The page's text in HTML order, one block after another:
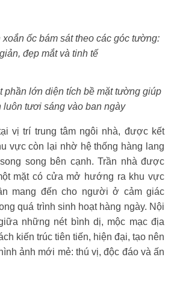
ốc bám sát theo các góc tường:
đẹp mắt và tinh tế
phần lớn diện tích bề mặt tường giúp
luôn tươi sáng vào ban ngày
vị trí trung tâm ngôi nhà, được kết
vực còn lại nhờ hệ thống hàng lang
song bên cạnh. Trần nhà được
mặt có cửa mở hướng ra khu vực
mang đến cho người ở cảm giác
quá trình sinh hoạt hàng ngày. Nội
những nét bình dị, mộc mạc địa
kiến trúc tiên tiến, hiện đại, tạo nên
ảnh mới mẻ: thú vị, độc đáo và ấn